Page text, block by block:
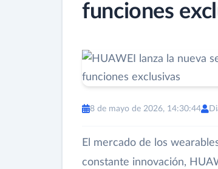
funciones
8 de mayo de 2026, 14:30:44
El mercado de los
constante innovación,